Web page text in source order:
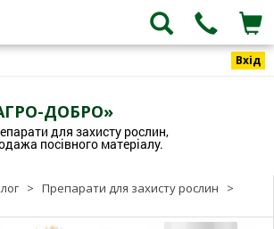
Вхід
ДОБРО»
для захисту рослин,
посівного матеріалу.
> Препарати для захисту рослин
>